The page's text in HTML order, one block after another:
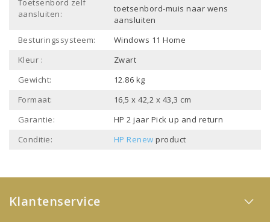
Toetsenbord zelf
aansluiten:
toetsenbord-muis naar wens
aansluiten
Besturingssysteem:
Windows 11 Home
Kleur :
Zwart
Gewicht:
12.86 kg
Formaat:
16,5 x 42,2 x 43,3 cm
Garantie:
HP 2 jaar Pick up and return
Conditie:
HP Renew product
Klantenservice